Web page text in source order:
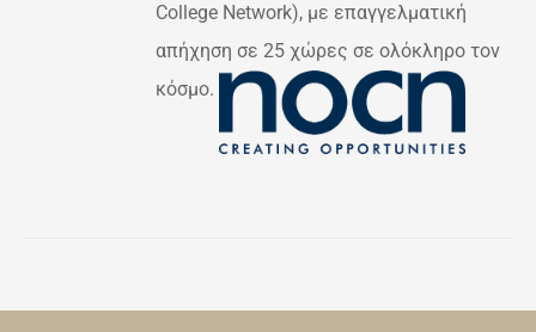
College Network), με επαγγελματική
απήχηση σε 25 χώρες σε ολόκληρο τον
κόσμο.